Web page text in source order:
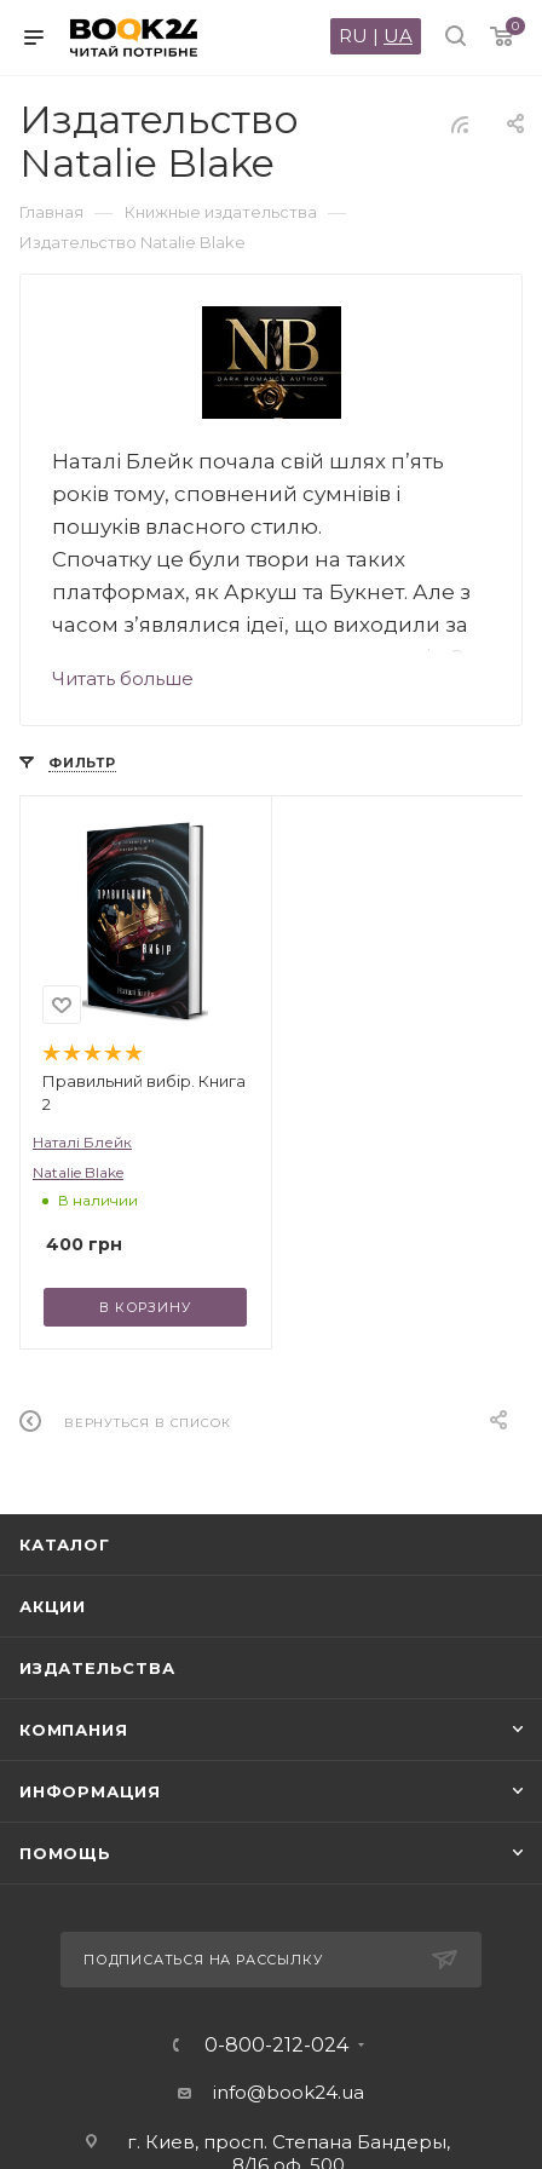
0
RU | UA
Издательство
Natalie Blake
Главная — Книжные издательства —
Издательство Natalie Blake
Наталі Блейк почала свій шлях п’ять
років тому, сповнений сумнівів і
пошуків власного стилю.
Спочатку це були твори на таких
платформах, як Аркуш та Букнет. Але з
часом зʼявлялися ідеї, що виходили за
рамки коротких еротичних романів. З
роками практики, пошуку власного
ідея про друк.
владних чоловіків, що спалять увесь світ
заради свого кохання. Пристрасні,
відверті та динамічні — саме цими
словами можна схарактеризувати
романи Наталі.
Читать больше
ФИЛЬТР
Правильний вибір. Книга
2
Наталі Блейк
Natalie Blake
В наличии
400 грн
В КОРЗИНУ
ВЕРНУТЬСЯ В СПИСОК
КАТАЛОГ
АКЦИИ
ИЗДАТЕЛЬСТВА
КОМПАНИЯ
ИНФОРМАЦИЯ
ПОМОЩЬ
ПОДПИСАТЬСЯ НА РАССЫЛКУ
0-800-212-024
info@book24.ua
г. Киев, просп. Степана Бандеры,